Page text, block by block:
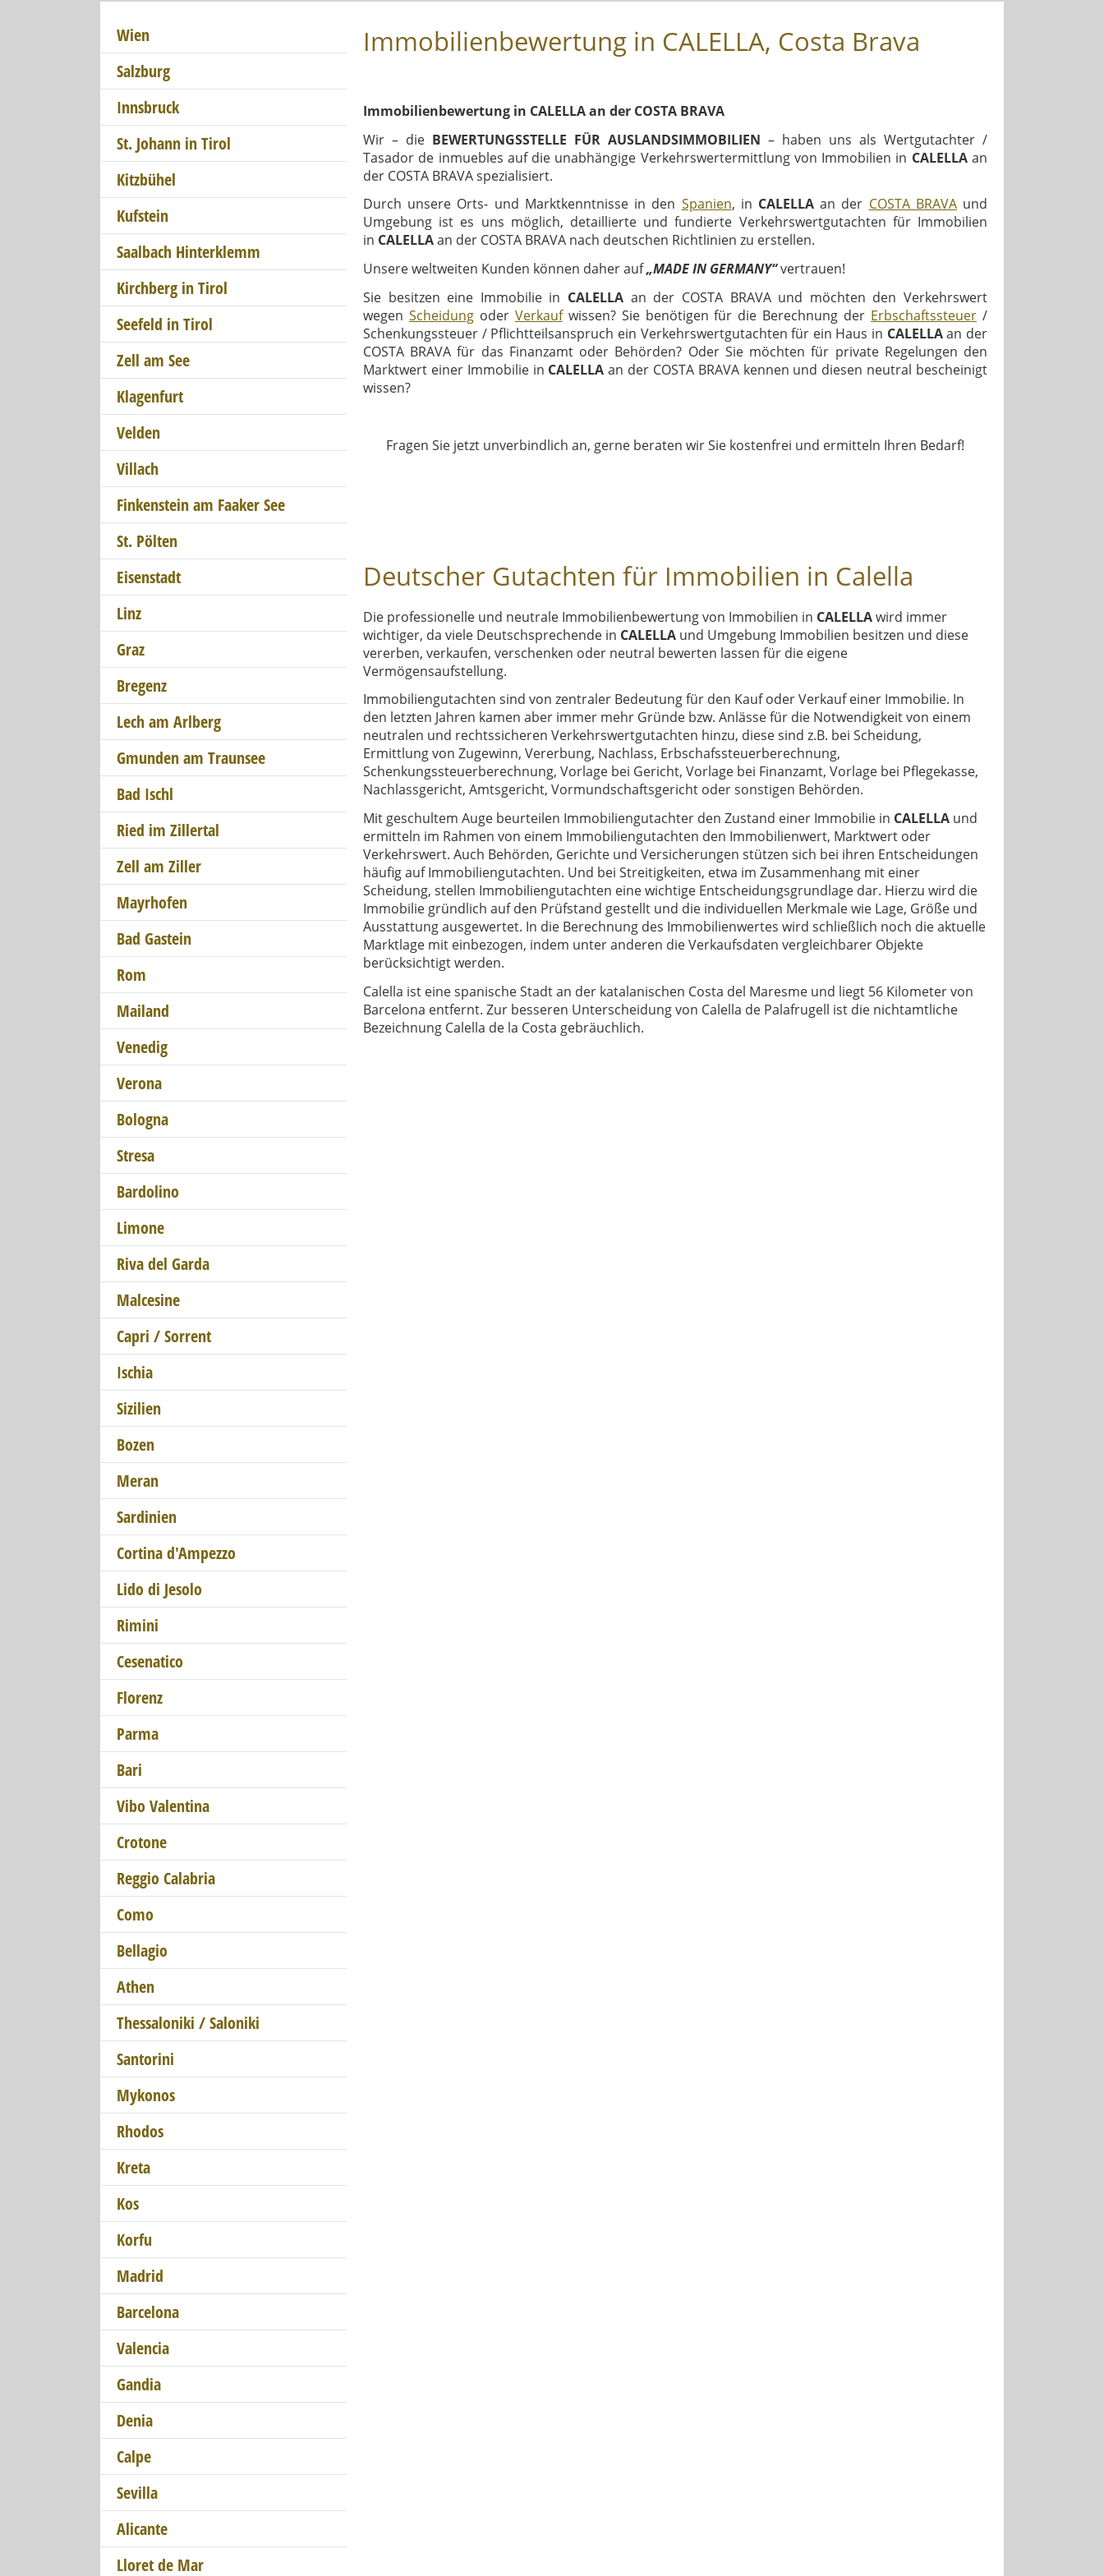
Wien
Salzburg
Innsbruck
St. Johann in Tirol
Kitzbühel
Kufstein
Saalbach Hinterklemm
Kirchberg in Tirol
Seefeld in Tirol
Zell am See
Klagenfurt
Velden
Villach
Finkenstein am Faaker See
St. Pölten
Eisenstadt
Linz
Graz
Bregenz
Lech am Arlberg
Gmunden am Traunsee
Bad Ischl
Ried im Zillertal
Zell am Ziller
Mayrhofen
Bad Gastein
Rom
Mailand
Venedig
Verona
Bologna
Stresa
Bardolino
Limone
Riva del Garda
Malcesine
Capri / Sorrent
Ischia
Sizilien
Bozen
Meran
Sardinien
Cortina d'Ampezzo
Lido di Jesolo
Rimini
Cesenatico
Florenz
Parma
Bari
Vibo Valentina
Crotone
Reggio Calabria
Como
Bellagio
Athen
Thessaloniki / Saloniki
Santorini
Mykonos
Rhodos
Kreta
Kos
Korfu
Madrid
Barcelona
Valencia
Gandia
Denia
Calpe
Sevilla
Alicante
Lloret de Mar
Immobilienbewertung in CALELLA, Costa Brava
Immobilienbewertung in CALELLA an der COSTA BRAVA
Wir – die BEWERTUNGSSTELLE FÜR AUSLANDSIMMOBILIEN – haben uns als Wertgutachter /
Tasador de inmuebles auf die unabhängige Verkehrswertermittlung von Immobilien in CALELLAan
der COSTA BRAVA spezialisiert.
Durch unsere Orts- und Marktkenntnisse in den Spanien, in CALELLAan der COSTA BRAVAund
Umgebung ist es uns möglich, detaillierte und fundierte Verkehrswertgutachten für Immobilien
in CALELLAan der COSTA BRAVA nach deutschen Richtlinien zu erstellen.
Unsere weltweiten Kunden können daher auf„MADE IN GERMANY“vertrauen!
Sie besitzen eine Immobilie in CALELLA an der COSTA BRAVA und möchten den Verkehrswert
wegen Scheidungoder Verkaufwissen? Sie benötigen für die Berechnung der Erbschaftssteuer /
Schenkungssteuer / Pflichtteilsanspruch ein Verkehrswertgutachten für ein Haus in CALELLAan der
COSTA BRAVA für das Finanzamt oder Behörden? Oder Sie möchten für private Regelungen den
Marktwert einer Immobilie in CALELLA an der COSTA BRAVA kennen und diesen neutral bescheinigt
wissen?
Fragen Sie jetzt unverbindlich an, gerne beraten wir Sie kostenfrei und ermitteln Ihren Bedarf!
Deutscher Gutachten für Immobilien in Calella
Die professionelle und neutrale Immobilienbewertung von Immobilien in CALELLAwird immer
wichtiger, da viele Deutschsprechende in CALELLA und Umgebung Immobilien besitzen und diese
vererben, verkaufen, verschenken oder neutral bewerten lassen für die eigene
Vermögensaufstellung.
Immobiliengutachten sind von zentraler Bedeutung für den Kauf oder Verkauf einer Immobilie. In
den letzten Jahren kamen aber immer mehr Gründe bzw. Anlässe für die Notwendigkeit von einem
neutralen und rechtssicheren Verkehrswertgutachten hinzu, diese sind z.B. bei Scheidung,
Ermittlung von Zugewinn, Vererbung, Nachlass, Erbschafssteuerberechnung,
Schenkungssteuerberechnung, Vorlage bei Gericht, Vorlage bei Finanzamt, Vorlage bei Pflegekasse,
Nachlassgericht, Amtsgericht, Vormundschaftsgericht oder sonstigen Behörden.
Mit geschultem Auge beurteilen Immobiliengutachter den Zustand einer Immobilie in CALELLA und
ermitteln im Rahmen von einem Immobiliengutachten den Immobilienwert, Marktwert oder
Verkehrswert. Auch Behörden, Gerichte und Versicherungen stützen sich bei ihren Entscheidungen
häufig auf Immobiliengutachten. Und bei Streitigkeiten, etwa im Zusammenhang mit einer
Scheidung, stellen Immobiliengutachten eine wichtige Entscheidungsgrundlage dar. Hierzu wird die
Immobilie gründlich auf den Prüfstand gestellt und die individuellen Merkmale wie Lage, Größe und
Ausstattung ausgewertet. In die Berechnung des Immobilienwertes wird schließlich noch die aktuelle
Marktlage mit einbezogen, indem unter anderen die Verkaufsdaten vergleichbarer Objekte
berücksichtigt werden.
Calella ist eine spanische Stadt an der katalanischen Costa del Maresme und liegt 56 Kilometer von
Barcelona entfernt. Zur besseren Unterscheidung von Calella de Palafrugell ist die nichtamtliche
Bezeichnung Calella de la Costa gebräuchlich.